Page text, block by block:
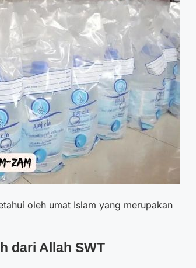
oleh umat Islam yang merupakan
dari Allah SWT